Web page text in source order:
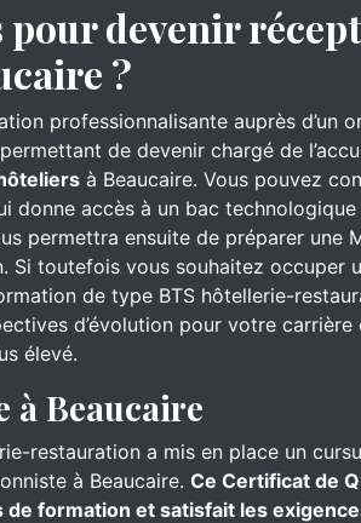
devenir
?
professionnalisante auprès d’un
de devenir chargé de
à Beaucaire. Vous pouvez
donne accès à un bac
permettra ensuite de préparer une
Si toutefois vous souhaitez occuper
de type BTS hôtellerie-
d’évolution pour votre
élevé.
à Beaucaire
restauration a mis en place un
à Beaucaire. Ce Certificat de
formation et satisfait les